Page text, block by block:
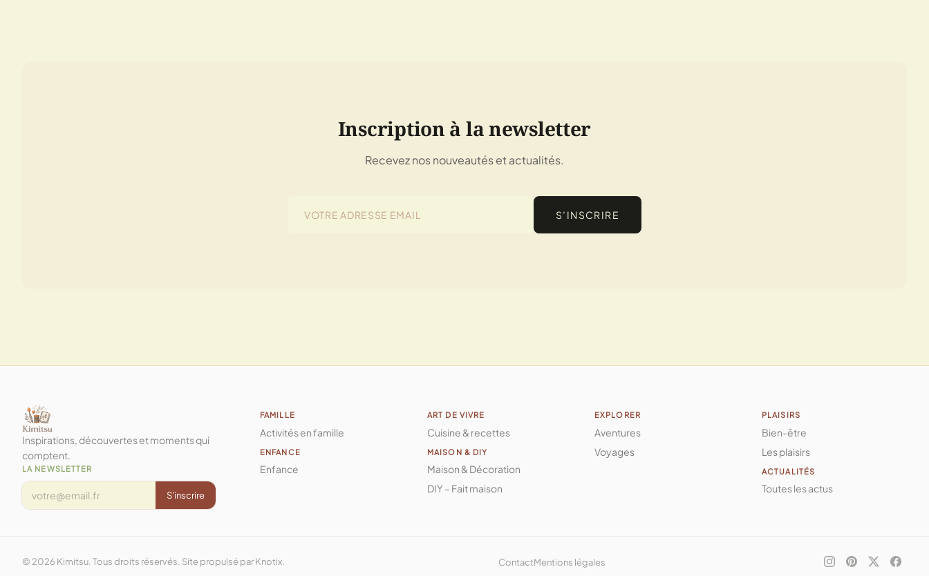
Inscription à la newsletter
Recevez nos nouveautés et actualités.
S’INSCRIRE
Inspirations, découvertes et moments qui
comptent.
LA NEWSLETTER
S'inscrire
FAMILLE
Activités en famille
ENFANCE
Enfance
ART DE VIVRE
Cuisine & recettes
MAISON & DIY
Maison & Décoration
DIY – Fait maison
EXPLORER
Aventures
Voyages
PLAISIRS
Bien-être
Les plaisirs
ACTUALITÉS
Toutes les actus
© 2026 Kimitsu. Tous droits réservés. Site propulsé parKnotix. ContactMentions légales